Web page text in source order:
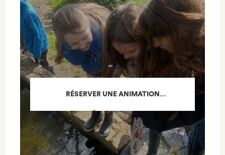
RÉSERVER UNE ANIMATION
PÉDAGOGIQUE